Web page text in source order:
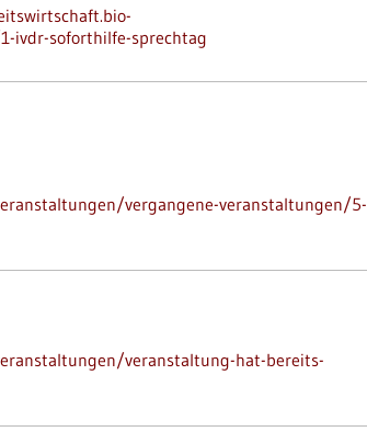
ivdr-soforthilfe-sprechtag
vergangene-veranstaltungen/5-
veranstaltung-hat-bereits-